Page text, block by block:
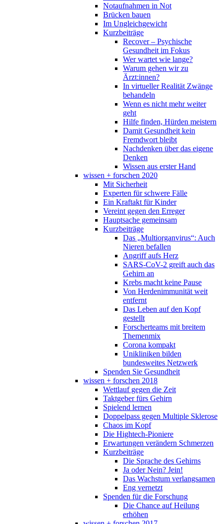
Notaufnahmen in Not
Brücken bauen
Im Ungleichgewicht
Kurzbeiträge
Recover – Psychische
Gesundheit im Fokus
Wer wartet wie lange?
Warum gehen wir zu
Ärzt:innen?
In virtueller Realität Zwänge
behandeln
Wenn es nicht mehr weiter
geht
Hilfe finden, Hürden meistern
Damit Gesundheit kein
Fremdwort bleibt
Nachdenken über das eigene
Denken
Wissen aus erster Hand
wissen + forschen 2020
Mit Sicherheit
Experten für schwere Fälle
Ein Kraftakt für Kinder
Vereint gegen den Erreger
Hauptsache gemeinsam
Kurzbeiträge
Das „Multiorganvirus“: Auch
Nieren befallen
Angriff aufs Herz
SARS-CoV-2 greift auch das
Gehirn an
Krebs macht keine Pause
Von Herdenimmunität weit
entfernt
Das Leben auf den Kopf
gestellt
Forscherteams mit breitem
Themenmix
Corona kompakt
Unikliniken bilden
bundesweites Netzwerk
Spenden Sie Gesundheit
wissen + forschen 2018
Wettlauf gegen die Zeit
Taktgeber fürs Gehirn
Spielend lernen
Doppelpass gegen Multiple Sklerose
Chaos im Kopf
Die Hightech-Pioniere
Erwartungen verändern Schmerzen
Kurzbeiträge
Die Sprache des Gehirns
Ja oder Nein? Jein!
Das Wachstum verlangsamen
Eng vernetzt
Spenden für die Forschung
Die Chance auf Heilung
erhöhen